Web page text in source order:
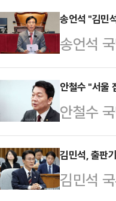
송언석 "김민
송언석
련 의혹
자는 이
"인사청
한다"며
때문에
고인도
안철수 "서울
안철수
하고 있
밤을 새
스북에
김민석, 출판
김민석